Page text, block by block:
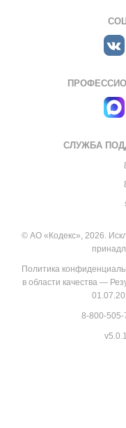
СЛУЖБА
© АО «Кодекс», 2026.
Политика
в области качества—
8-800-505-